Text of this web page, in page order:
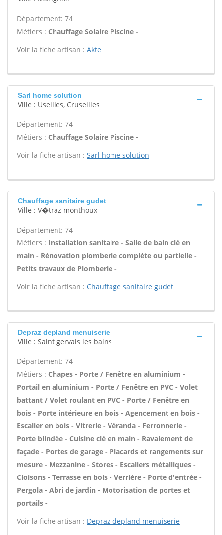
Département: 74
Métiers : Chauffage Solaire Piscine -
Voir la fiche artisan : Akte
Sarl home solution
Ville : Useilles, Cruseilles
Département: 74
Métiers : Chauffage Solaire Piscine -
Voir la fiche artisan : Sarl home solution
Chauffage sanitaire gudet
Ville : V�traz monthoux
Département: 74
Métiers : Installation sanitaire - Salle de bain clé en
main - Rénovation plomberie complète ou partielle -
Petits travaux de Plomberie -
Voir la fiche artisan : Chauffage sanitaire gudet
Depraz depland menuiserie
Ville : Saint gervais les bains
Département: 74
Métiers : Chapes - Porte / Fenêtre en aluminium -
Portail en aluminium - Porte / Fenêtre en PVC - Volet
battant / Volet roulant en PVC - Porte / Fenêtre en
bois - Porte intérieure en bois - Agencement en bois -
Escalier en bois - Vitrerie - Véranda - Ferronnerie -
Porte blindée - Cuisine clé en main - Ravalement de
façade - Portes de garage - Placards et rangements sur
mesure - Mezzanine - Stores - Escaliers métalliques -
Cloisons - Terrasse en bois - Verrière - Porte d'entrée -
Pergola - Abri de jardin - Motorisation de portes et
portails -
Voir la fiche artisan : Depraz depland menuiserie